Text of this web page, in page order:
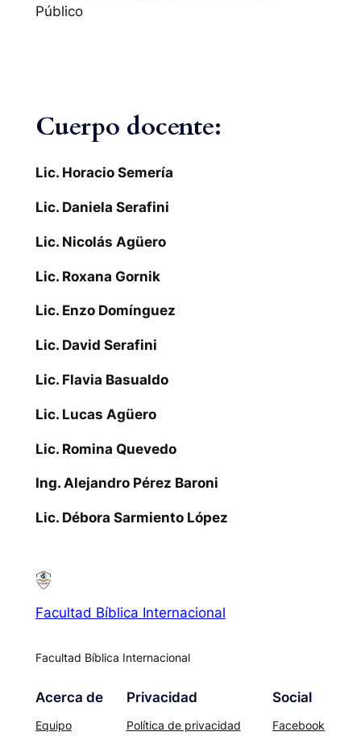
Público
Cuerpo docente:
Lic. Horacio Semería
Lic. Daniela Serafini
Lic. Nicolás Agüero
Lic. Roxana Gornik
Lic. Enzo Domínguez
Lic. David Serafini
Lic. Flavia Basualdo
Lic. Lucas Agüero
Lic. Romina Quevedo
Ing. Alejandro Pérez Baroni
Lic. Débora Sarmiento López
Facultad Bíblica Internacional
Facultad Bíblica Internacional
Acerca de
Equipo
Privacidad
Política de privacidad
Social
Facebook